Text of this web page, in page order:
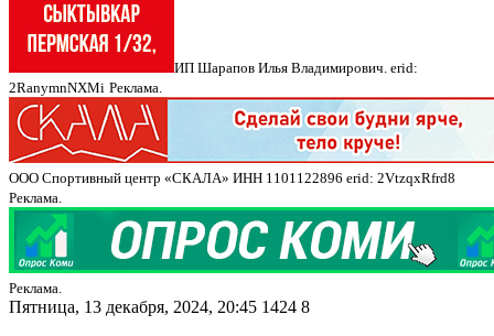
ИП Шарапов Илья Владимирович. erid:
2RanymnNXMi Реклама.
ООО Спортивный центр «СКАЛА» ИНН 1101122896 erid: 2VtzqxRfrd8
Реклама.
Реклама.
Пятница, 13 декабря, 2024, 20:45 1424 8